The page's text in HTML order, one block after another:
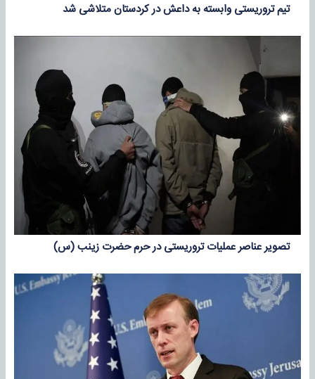
تیم تروریستی وابسته به داعش در کردستان متلاشی شد
تصویر عناصر عملیات تروریستی در حرم حضرت زینب (س)